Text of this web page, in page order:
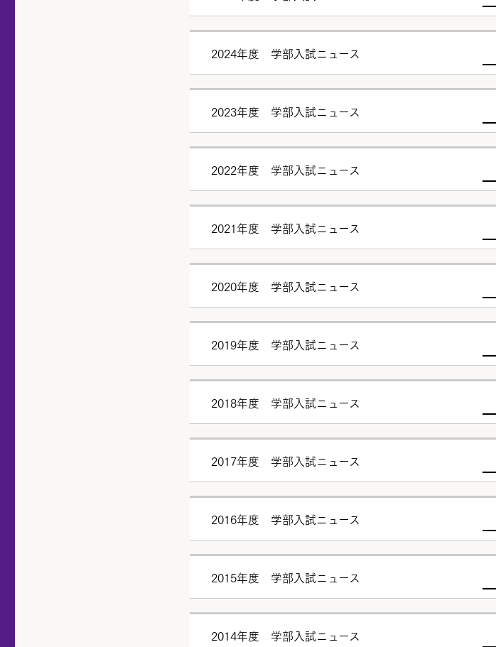
2024年度 学部入試ニュース
2023年度 学部入試ニュース
2022年度 学部入試ニュース
2021年度 学部入試ニュース
2020年度 学部入試ニュース
2019年度 学部入試ニュース
2018年度 学部入試ニュース
2017年度 学部入試ニュース
2016年度 学部入試ニュース
2015年度 学部入試ニュース
2014年度 学部入試ニュース